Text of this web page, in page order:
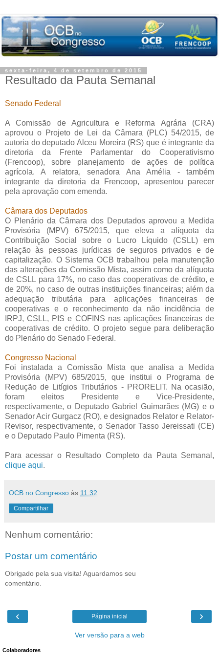
sexta-feira, 4 de setembro de 2015
Resultado da Pauta Semanal
Senado Federal
A Comissão de Agricultura e Reforma Agrária (CRA)
aprovou o Projeto de Lei da Câmara (PLC) 54/2015, de
autoria do deputado Alceu Moreira (RS) que é integrante da
diretoria da Frente Parlamentar do Cooperativismo
(Frencoop), sobre planejamento de ações de política
agrícola. A relatora, senadora Ana Amélia - também
integrante da diretoria da Frencoop, apresentou parecer
pela aprovação com emenda.
Câmara dos Deputados
O Plenário da Câmara dos Deputados aprovou a Medida
Provisória (MPV) 675/2015, que eleva a alíquota da
Contribuição Social sobre o Lucro Líquido (CSLL) em
relação às pessoas jurídicas de seguros privados e de
capitalização. O Sistema OCB trabalhou pela manutenção
das alterações da Comissão Mista, assim como da alíquota
de CSLL para 17%, no caso das cooperativas de crédito, e
de 20%, no caso de outras instituições financeiras; além da
adequação tributária para aplicações financeiras de
cooperativas e o reconhecimento da não incidência de
IRPJ, CSLL, PIS e COFINS nas aplicações financeiras de
cooperativas de crédito. O projeto segue para deliberação
do Plenário do Senado Federal.
Congresso Nacional
Foi instalada a Comissão Mista que analisa a Medida
Provisória (MPV) 685/2015, que institui o Programa de
Redução de Litígios Tributários - PRORELIT. Na ocasião,
foram eleitos Presidente e Vice-Presidente,
respectivamente, o Deputado Gabriel Guimarães (MG) e o
Senador Acir Gurgacz (RO), e designados Relator e Relator-
Revisor, respectivamente, o Senador Tasso Jereissati (CE)
e o Deputado Paulo Pimenta (RS).
Para acessar o Resultado Completo da Pauta Semanal,
clique aqui.
OCB no Congresso às 11:32
Compartilhar
Nenhum comentário:
Postar um comentário
Obrigado pela sua visita! Aguardamos seu
comentário.
‹ ›
Página inicial
Ver versão para a web
Colaboradores